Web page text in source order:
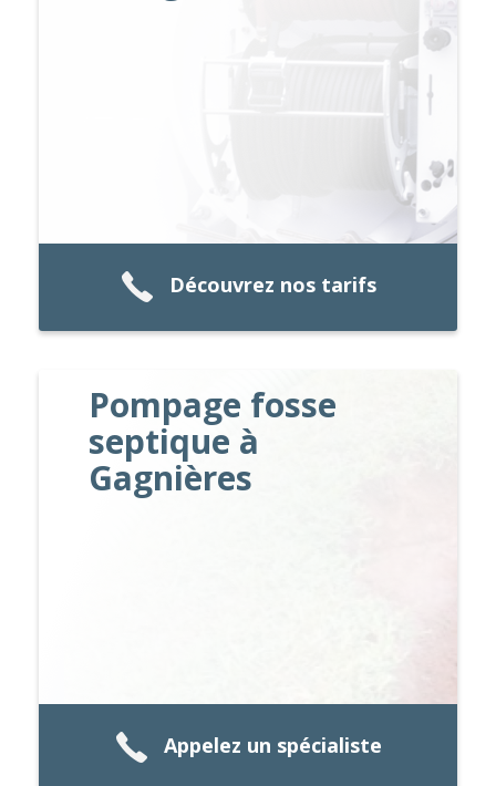
Découvrez nos tarifs
Pompage fosse
septique à
Gagnières
Appelez un spécialiste